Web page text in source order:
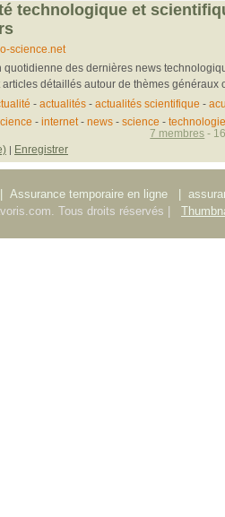
technologique et
science.net
quotidienne des dernières news
articles détaillés autour de thèmes généraux
- actualités- actualités scientifique -
- internet- news- science - technologie
| Enregistrer
7 membres -
Assurance temporaire en ligne
Tous droits réservés |